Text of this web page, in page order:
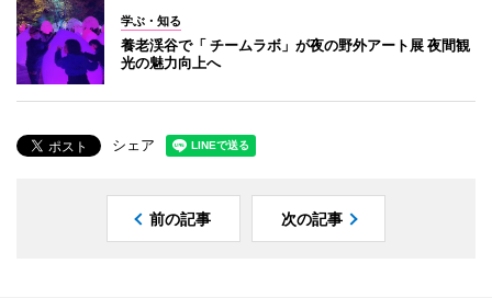
学ぶ・知る
養老渓谷で「 チームラボ」が夜の野外アート展 夜間観
光の魅力向上へ
シェア
前の記事 次の記事